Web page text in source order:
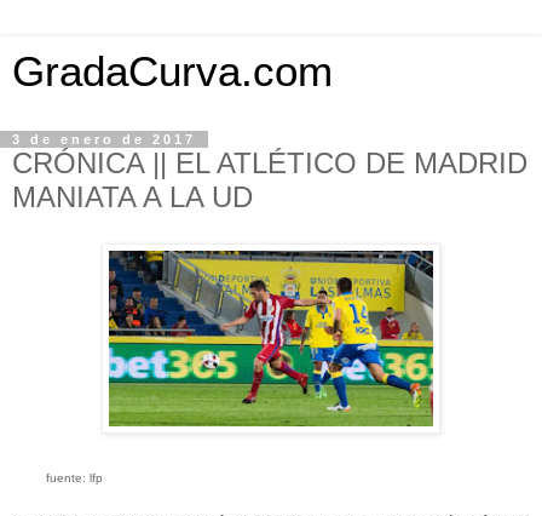
GradaCurva.com
3 de enero de 2017
CRÓNICA || EL ATLÉTICO DE MADRID
MANIATA A LA UD
fuente: lfp